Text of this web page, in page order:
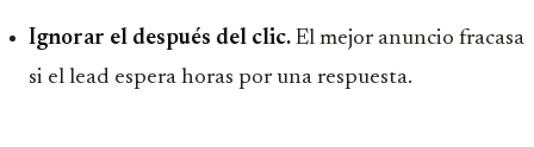
Ignorar el después del clic. El mejor anuncio fracasa
si el lead espera horas por una respuesta.